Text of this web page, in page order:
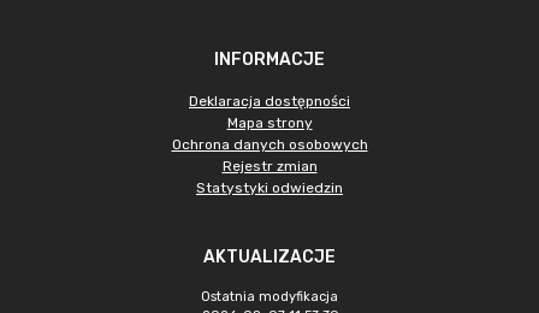
INFORMACJE
Deklaracja dostępności
Mapa strony
Ochrona danych osobowych
Rejestr zmian
Statystyki odwiedzin
AKTUALIZACJE
Ostatnia modyfikacja